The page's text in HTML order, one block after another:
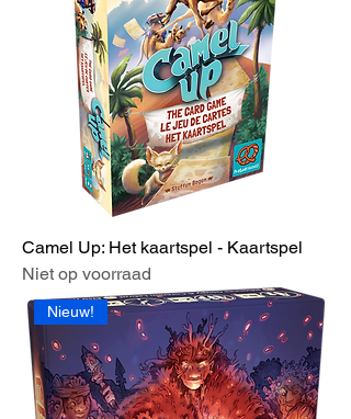
Camel Up: Het kaartspel - Kaartspel
Niet op voorraad
Nieuw!